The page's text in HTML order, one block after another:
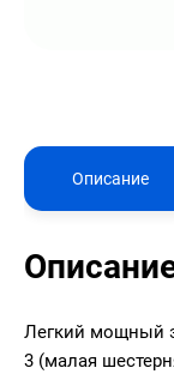
Описание
Легкий мощный
3 (малая